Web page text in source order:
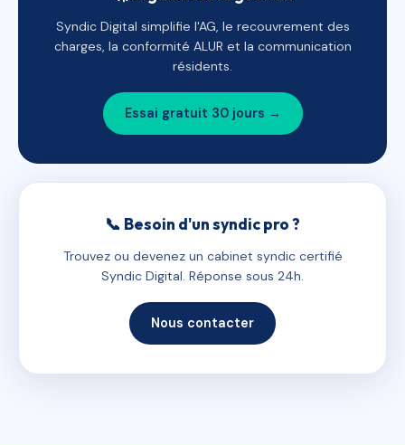
Syndic Digital simplifie l'AG, le recouvrement des
charges, la conformité ALUR et la communication
résidents.
Essai gratuit 30 jours →
📞 Besoin d'un syndic pro ?
Trouvez ou devenez un cabinet syndic certifié
Syndic Digital. Réponse sous 24h.
Nous contacter